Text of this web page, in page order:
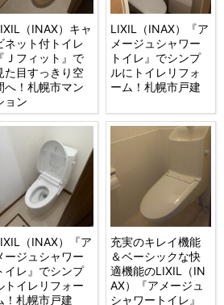
（INAX）キャ
ネット付トイレ
『Ｊフィット』で
た目すっきり空
へ！札幌市マン
ョン
LIXIL（INAX）『ア
メージュシャワー
トイレ』でシンプ
ルにトイレリフォ
ーム！札幌市戸建
（INAX）『ア
ージュシャワー
イレ』でシンプ
トイレリフォー
！札幌市戸建
充実のキレイ機能
＆ベーシックな快
適機能のLIXIL（IN
AX）『アメージュ
シャワートイレ』